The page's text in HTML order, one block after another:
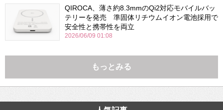
QIROCA、薄さ約8.3mmのQi2対応モバイルバッ
テリーを発売 準固体リチウムイオン電池採用で
安全性と携帯性を両立
2026/06/09 01:08
もっとみる